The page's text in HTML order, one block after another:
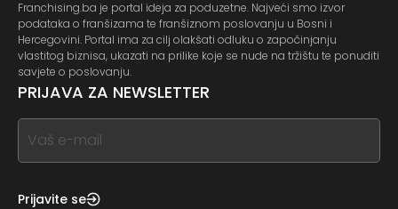
Franchising.ba je portal ideja za poduzetne. Najveći smo izvor
podataka o franšizama te franšiznom poslovanju u Bosni i
Hercegovini. Portal ima za cilj olakšati odluku o započinjanju
vlastitog biznisa, ukazati na prilike koje se nude na tržištu te ponuditi
savjete o poslovanju.
PRIJAVA ZA NEWSLETTER
If
you
this,
Prijavite se